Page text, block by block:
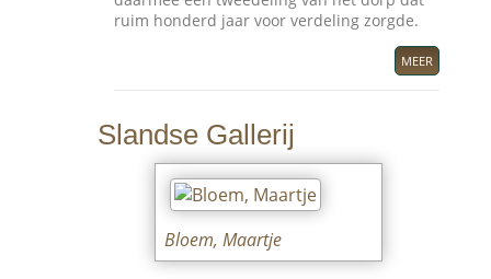
ruim honderd jaar voor verdeling zorgde.
MEER
Slandse Gallerij
Bloem, Maartje